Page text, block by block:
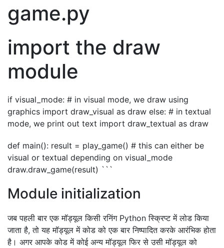
game.py
import the draw
module
if visual_mode: # in visual mode, we draw using
graphics import draw_visual as draw else: # in textual
mode, we print out text import draw_textual as draw
def main(): result = play_game() # this can either be
visual or textual depending on visual_mode
draw.draw_game(result) ```
Module initialization
जब पहली बार एक मॉड्यूल किसी रनिंग Python स्क्रिप्ट में लोड किया
जाता है, तो यह मॉड्यूल में कोड को एक बार निष्पादित करके आरंभिक होता
है। अगर आपके कोड में कोई अन्य मॉड्यूल फिर से उसी मॉड्यूल को